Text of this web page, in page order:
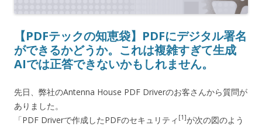
【PDFテックの知恵袋】PDFにデジタル署名
ができるかどうか。これは複雑すぎて生成
AIでは正答できないかもしれません。
先日、弊社のAntenna House PDF Driverのお客さんから質問が
ありました。
「PDF Driverで作成したPDFのセキュリティ [1]が次の図のよう